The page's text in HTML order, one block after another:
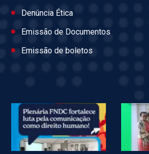
Denúncia Ética
Emissão de Documentos
Emissão de boletos